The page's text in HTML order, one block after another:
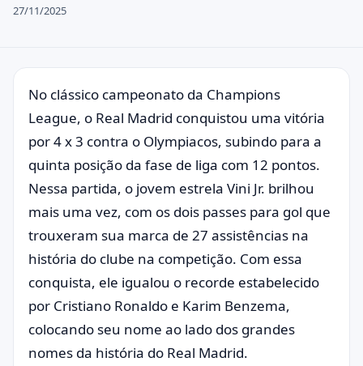
27/11/2025
No clássico campeonato da Champions
League, o Real Madrid conquistou uma vitória
por 4 x 3 contra o Olympiacos, subindo para a
quinta posição da fase de liga com 12 pontos.
Nessa partida, o jovem estrela Vini Jr. brilhou
mais uma vez, com os dois passes para gol que
trouxeram sua marca de 27 assistências na
história do clube na competição. Com essa
conquista, ele igualou o recorde estabelecido
por Cristiano Ronaldo e Karim Benzema,
colocando seu nome ao lado dos grandes
nomes da história do Real Madrid.